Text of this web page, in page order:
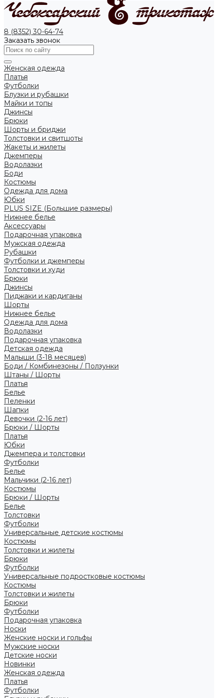
8 (8352) 30-64-74
Заказать звонок
Женская одежда
Платья
Футболки
Блузки и рубашки
Майки и топы
Джинсы
Брюки
Шорты и бриджи
Толстовки и свитшоты
Жакеты и жилеты
Джемперы
Водолазки
Боди
Костюмы
Одежда для дома
Юбки
PLUS SIZE (Большие размеры)
Нижнее белье
Аксессуары
Подарочная упаковка
Мужская одежда
Рубашки
Футболки и джемперы
Толстовки и худи
Брюки
Джинсы
Пиджаки и кардиганы
Шорты
Нижнее белье
Одежда для дома
Водолазки
Подарочная упаковка
Детская одежда
Малыши (3-18 месяцев)
Боди / Комбинезоны / Ползунки
Штаны / Шорты
Платья
Белье
Пеленки
Шапки
Девочки (2-16 лет)
Брюки / Шорты
Платья
Юбки
Джемпера и толстовки
Футболки
Белье
Мальчики (2-16 лет)
Костюмы
Брюки / Шорты
Белье
Толстовки
Футболки
Универсальные детские костюмы
Костюмы
Толстовки и жилеты
Брюки
Футболки
Универсальные подростковые костюмы
Костюмы
Толстовки и жилеты
Брюки
Футболки
Подарочная упаковка
Носки
Женские носки и гольфы
Мужские носки
Детские носки
Новинки
Женская одежда
Платья
Футболки